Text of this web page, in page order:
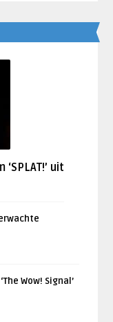
uit
Wow! Signal’